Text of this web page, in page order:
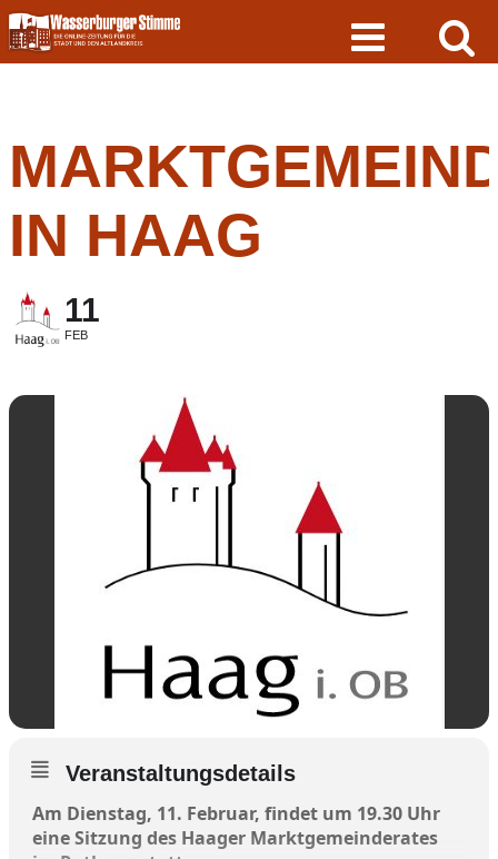
Skip
to
content
IN HAAG
11
FEB
Veranstaltungsdetails
Am Dienstag, 11. Februar, findet um 19.30 Uhr
eine Sitzung des Haager Marktgemeinderates